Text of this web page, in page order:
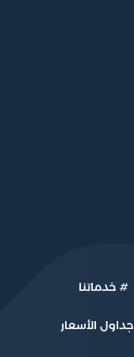
# خدماتنا
جداول الأسعار